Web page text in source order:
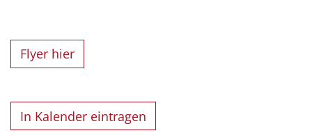
Flyer hier
In Kalender eintragen